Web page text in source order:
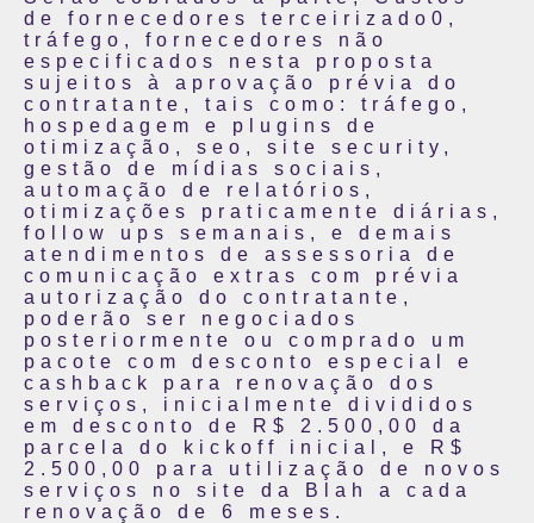
de fornecedores terceirizado0,
tráfego, fornecedores não
especificados nesta proposta
sujeitos à aprovação prévia do
contratante, tais como: tráfego,
hospedagem e plugins de
otimização, seo, site security,
gestão de mídias sociais,
automação de relatórios,
otimizações praticamente diárias,
follow ups semanais, e demais
atendimentos de assessoria de
comunicação extras com prévia
autorização do contratante,
poderão ser negociados
posteriormente ou comprado um
pacote com desconto especial e
cashback para renovação dos
serviços, inicialmente divididos
em desconto de R$ 2.500,00 da
parcela do kickoff inicial, e R$
2.500,00 para utilização de novos
serviços no site da Blah a cada
renovação de 6 meses.